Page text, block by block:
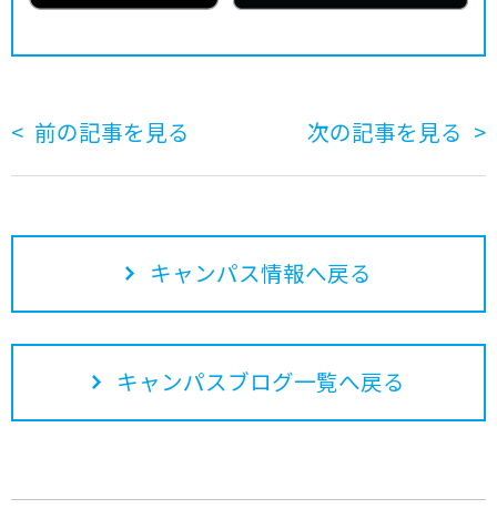
前の記事を見る 次の記事を見る
キャンパス情報へ戻る
キャンパスブログ一覧へ戻る